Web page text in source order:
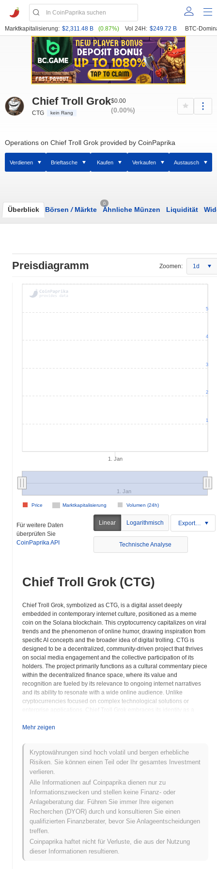
Marktkapitalisierung: $2,311.48 B (0.87%) Vol 24H: $249.72 B BTC-
Chief Troll Grok
CTG kein Rang
$0.00
(0.00%)
Operations on Chief Troll Grok provided by CoinPaprika
Verdienen Brieftasche Kaufen Verkaufen Austausch
Überblick Börsen /Märkte
0
Ähnliche Münzen Liquidität
Preisdiagramm Zoomen: 1d
1. Jan
Marktkapitalisierung Volumen (24h)
Price
1. Jan
1
2
3
4
5
Für weitere Daten
überprüfen Sie
CoinPaprika API
Linear Logarithmisch Exportieren
Technische Analyse
Chief Troll Grok (CTG)
Chief Troll Grok, symbolized as CTG, is a digital asset deeply
embedded in contemporary internet culture, positioned as a meme
coin on the Solana blockchain. This cryptocurrency capitalizes on viral
trends and the phenomenon of online humor, drawing inspiration from
specific AI concepts and the broader idea of digital trolling. CTG is
designed to be a decentralized, community-driven project that thrives
on social media engagement and the collective participation of its
holders. The project primarily functions as a cultural commentary piece
within the decentralized finance space, where its value and
recognition are fueled by its relevance to ongoing internet narratives
and its ability to resonate with a wide online audience. Unlike
cryptocurrencies focused on complex technological solutions or
enterprise applications, Chief Troll Grok embraces its identity as a
presence on the Solana blockchain provides it with the benefits of high
broad community accessibility. This technical efficiency is crucial for a
meme coin that often relies on rapid dissemination and high volume
interactions among its user base. Chief Troll Grok’s appeal lies in its
reflection of the playful and often irreverent side of the cryptocurrency
ecosystem. It represents the fluid intersection of blockchain technology
with popular culture, where digital assets can emerge as tokens of
vibrant community around its unique brand of internet-savvy humor,
encouraging active participation and discussion across various social
platforms. While it does not claim to offer traditional utility in terms of a
specific product or service, CTG’s utility is derived from its cultural
significance, its ability to engage a dedicated community, and its role
as a tradable asset within the dynamic landscape of meme-driven
cryptocurrencies.
Mehr zeigen
Kryptowährungen sind hoch volatil und bergen erhebliche
Risiken. Sie können einen Teil oder Ihr gesamtes Investment
verlieren.
Alle Informationen auf Coinpaprika dienen nur zu
Informationszwecken und stellen keine Finanz- oder
Anlageberatung dar. Führen Sie immer Ihre eigenen
Recherchen (DYOR) durch und konsultieren Sie einen
qualifizierten Finanzberater, bevor Sie Anlageentscheidungen
treffen.
Coinpaprika haftet nicht für Verluste, die aus der Nutzung
dieser Informationen resultieren.